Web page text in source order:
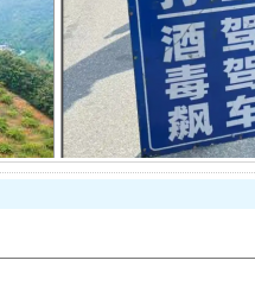
酒驾未被当场